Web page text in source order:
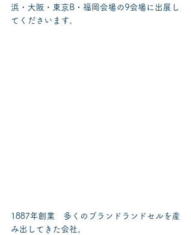
浜・大阪・東京B・福岡会場の9会場に出展し
てくださいます
1887年創業　多くのブランドランドセルを産
み出してきた会社